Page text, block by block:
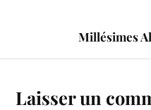
Millésimes
Laisser un